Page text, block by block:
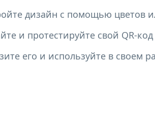
дизайн с помощью цветов
и протестируйте свой QR-код
его и используйте в своем